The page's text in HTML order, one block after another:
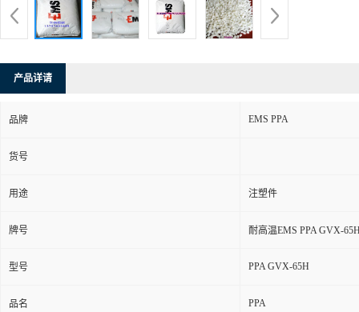
产品详请
品牌 EMS PPA
货号
用途 注塑件
牌号 耐高温EMS PPA GVX-
型号 PPA GVX-65H
品名 PPA